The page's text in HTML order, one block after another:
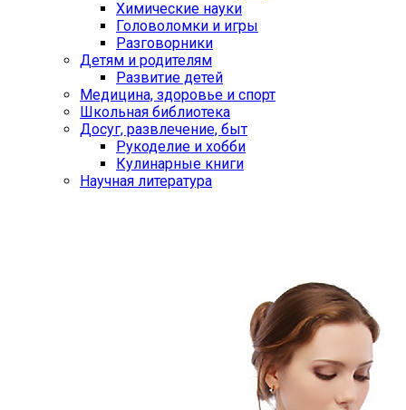
Химические науки
Головоломки и игры
Разговорники
Детям и родителям
Развитие детей
Медицина, здоровье и спорт
Школьная библиотека
Досуг, развлечение, быт
Рукоделие и хобби
Кулинарные книги
Научная литература